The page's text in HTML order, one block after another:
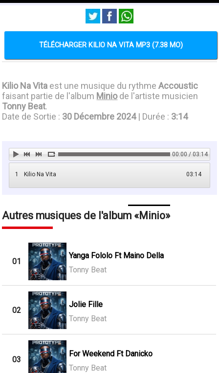
TÉLÉCHARGER KILIO NA VITA MP3 (7.38 MO)
Kilio Na Vita est une musique du rythmeAccoustic
faisant partie de l'album Miniode l'artiste musicien
Tonny Beat.
Date de Sortie : 30 Décembre 2024| Durée : 3:14
00:00 / 03:14
1 03:14
Kilio Na Vita
Autres musiques de l'album Minio
01
Yanga Fololo Ft Maino Della
Tonny Beat
02
Jolie Fille
Tonny Beat
03
For Weekend Ft Danicko
Tonny Beat